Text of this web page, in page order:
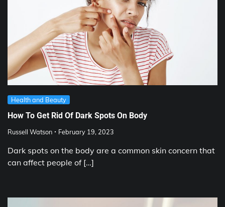
Health and Beauty
How To Get Rid Of Dark Spots On Body
Russell Watson February 19, 2023
Dark spots on the body are a common skin concern that
can affect people of […]